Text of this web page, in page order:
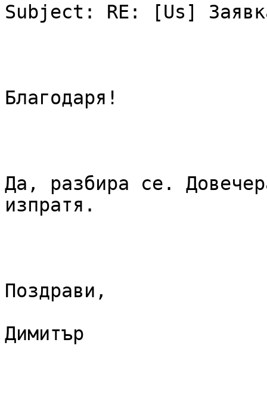
Subject: RE: [Us]
Благодаря!
Да, разбира се.
изпратя.
Поздрави,
Димитър